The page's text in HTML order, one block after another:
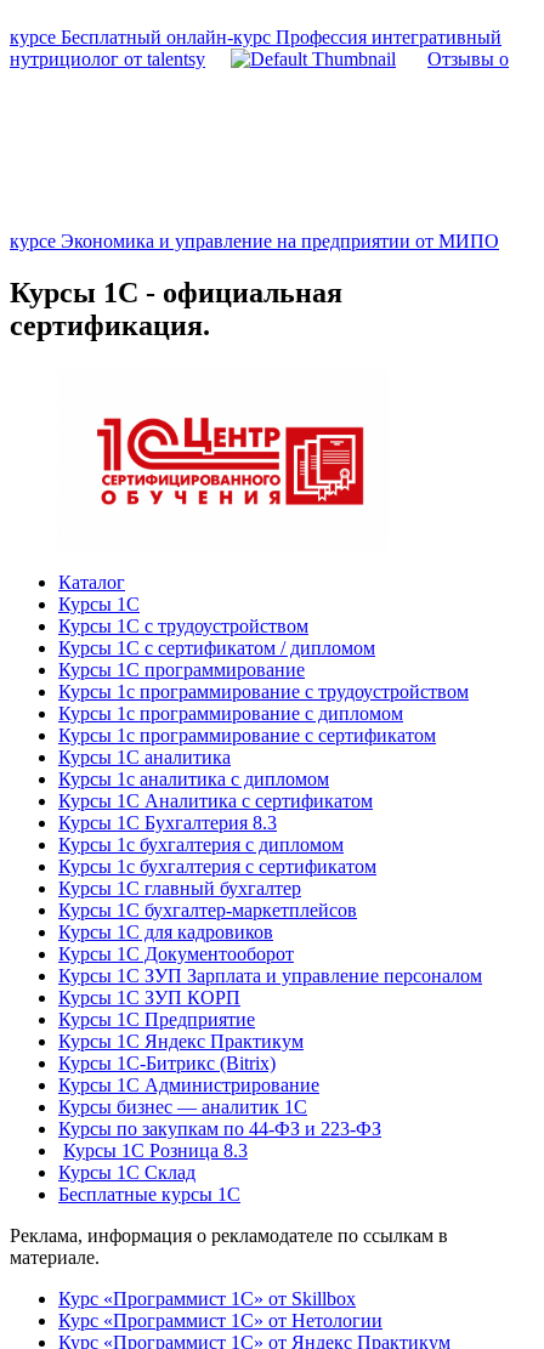
курсе Бесплатный онлайн-курс Профессия интегративный
нутрициолог от talentsy
Отзывы о
курсе Экономика и управление на предприятии от МИПО
Курсы 1С - официальная
сертификация.
Каталог
Курсы 1С
Курсы 1С с трудоустройством
Курсы 1С с сертификатом / дипломом
Курсы 1С программирование
Курсы 1с программирование с трудоустройством
Курсы 1с программирование с дипломом
Курсы 1с программирование с сертификатом
Курсы 1С аналитика
Курсы 1с аналитика с дипломом
Курсы 1С Аналитика с сертификатом
Курсы 1С Бухгалтерия 8.3
Курсы 1с бухгалтерия с дипломом
Курсы 1с бухгалтерия с сертификатом
Курсы 1С главный бухгалтер
Курсы 1С бухгалтер-маркетплейсов
Курсы 1С для кадровиков
Курсы 1С Документооборот
Курсы 1С ЗУП Зарплата и управление персоналом
Курсы 1С ЗУП КОРП
Курсы 1С Предприятие
Курсы 1С Яндекс Практикум
Курсы 1С-Битрикс (Bitrix)
Курсы 1С Администрирование
Курсы бизнес — аналитик 1С
Курсы по закупкам по 44‑ФЗ и 223‑ФЗ
Курсы 1С Розница 8.3
Курсы 1С Склад
Бесплатные курсы 1С
Реклама, информация о рекламодателе по ссылкам в
материале.
Курс «Программист 1С» от Skillbox
Курс «Программист 1С» от Нетологии
Курс «Программист 1С» от Яндекс Практикум